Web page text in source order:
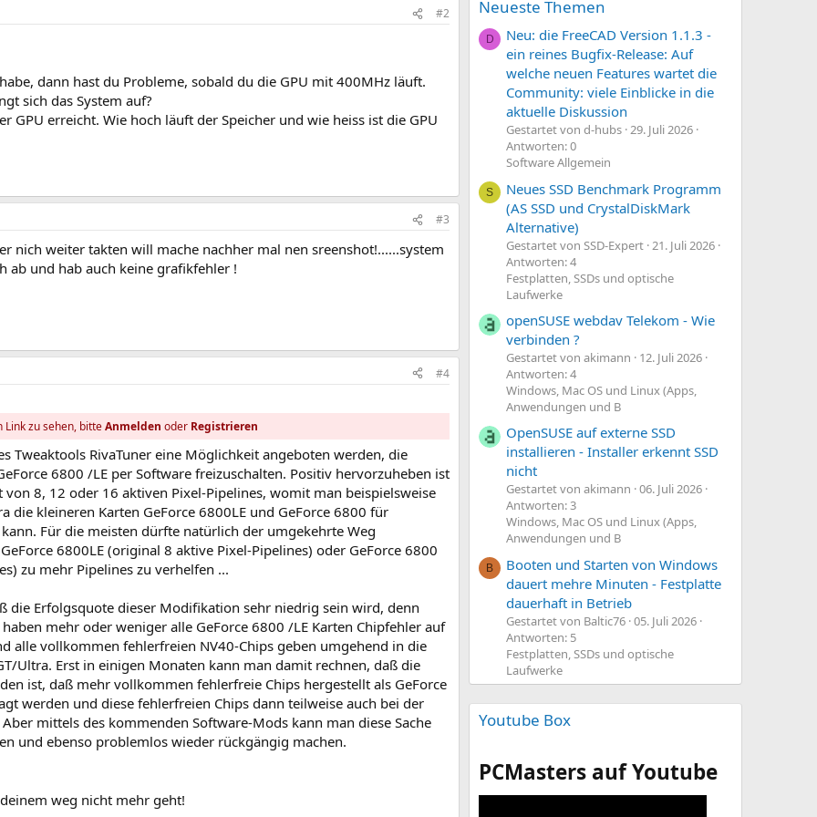
#2
dann hast du Probleme, sobald du die GPU mit 400MHz läuft.
sich das System auf?
GPU erreicht. Wie hoch läuft der Speicher und wie heiss ist die GPU
#3
nich weiter takten will mache nachher mal nen sreenshot!......system
ab und hab auch keine grafikfehler !
#4
Link zu sehen, bitteAnmelden oder Registrieren
Tweaktools RivaTuner eine Möglichkeit angeboten werden, die
6800 /LE per Software freizuschalten. Positiv hervorzuheben ist
8, 12 oder 16 aktiven Pixel-Pipelines, womit man beispielsweise
die kleineren Karten GeForce 6800LE und GeForce 6800 für
Für die meisten dürfte natürlich der umgekehrte Weg
6800LE (original 8 aktive Pixel-Pipelines) oder GeForce 6800
zu mehr Pipelines zu verhelfen ...
die Erfolgsquote dieser Modifikation sehr niedrig sein wird, denn
mehr oder weniger alle GeForce 6800 /LE Karten Chipfehler auf
alle vollkommen fehlerfreien NV40-Chips geben umgehend in die
Ultra. Erst in einigen Monaten kann man damit rechnen, daß die
ist, daß mehr vollkommen fehlerfreie Chips hergestellt als GeForce
werden und diese fehlerfreien Chips dann teilweise auch bei der
mittels des kommenden Software-Mods kann man diese Sache
und ebenso problemlos wieder rückgängig machen.
weg nicht mehr geht!
Neueste Themen
D
Neu: die FreeCAD Version 1.1.3 -
ein reines Bugfix-Release: Auf
welche neuen Features wartet die
Community: viele Einblicke in die
aktuelle Diskussion
Gestartet von d-hubs 29. Juli 2026
Antworten: 0
Software Allgemein
S
Neues SSD Benchmark Programm
(AS SSD und CrystalDiskMark
Alternative)
Gestartet von SSD-Expert 21. Juli 2026
Antworten: 4
Festplatten, SSDs und optische
Laufwerke
openSUSE webdav Telekom - Wie
verbinden ?
Gestartet von akimann
12. Juli 2026
Antworten: 4
Windows, Mac OS und Linux (Apps,
Anwendungen und B
OpenSUSE auf externe SSD
installieren - Installer erkennt SSD
nicht
Gestartet von akimann 06. Juli 2026
Antworten: 3
Windows, Mac OS und Linux (Apps,
Anwendungen und B
B
Booten und Starten von Windows
dauert mehre Minuten - Festplatte
dauerhaft in Betrieb
Gestartet von Baltic76 05. Juli 2026
Antworten: 5
Festplatten, SSDs und optische
Laufwerke
Youtube Box
PCMasters auf Youtube